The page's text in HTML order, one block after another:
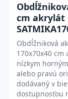
cm akrylát
Obdĺžniková
170x70x40
nízkym
alebo pravú
dodávaný v
dostupnosťou